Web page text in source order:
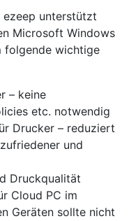
ezeep unterstützt
Microsoft Windows
folgende wichtige
– keine
etc. notwendig
Drucker – reduziert
und
Druckqualität
Cloud PC im
Geräten sollte nicht